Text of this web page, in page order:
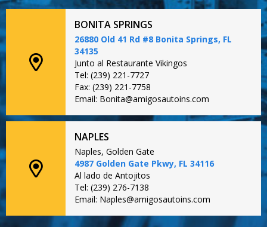
BONITA SPRINGS
26880 Old 41 Rd #8 Bonita Springs, FL
34135
Junto al Restaurante Vikingos
Tel: (239) 221-7727
Fax: (239) 221-7758
Email: Bonita@amigosautoins.com
NAPLES
Naples, Golden Gate
4987 Golden Gate Pkwy, FL 34116
Al lado de Antojitos
Tel: (239) 276-7138
Email: Naples@amigosautoins.com